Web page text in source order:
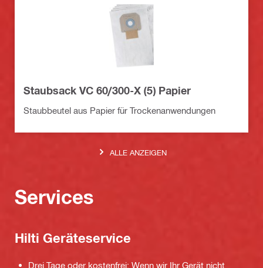
Staubsack VC 60/300-X (5) Papier
Staubbeutel aus Papier für Trockenanwendungen
ALLE ANZEIGEN
Services
Hilti Geräteservice
Drei Tage oder kostenfrei: Wenn wir Ihr Gerät nicht